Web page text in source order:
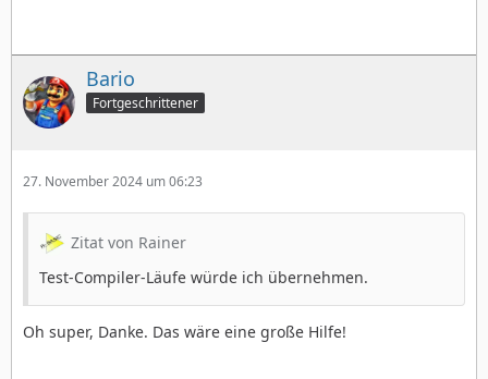
Bario
Fortgeschrittener
27. November 2024 um 06:23
Zitat von Rainer
Test-Compiler-Läufe würde ich übernehmen.
Oh super, Danke. Das wäre eine große Hilfe!